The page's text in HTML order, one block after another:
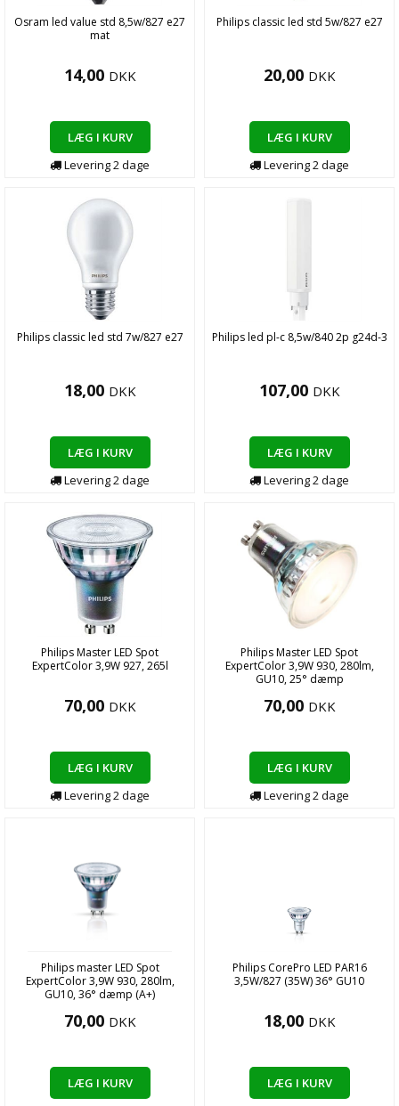
Osram led value std 8,5w/827 e27
mat
14,00 DKK
LÆG I KURV
Levering2dage
Philips classic led std 5w/827 e27
20,00 DKK
LÆG I KURV
Levering2dage
Philips classic led std 7w/827 e27
18,00 DKK
LÆG I KURV
Levering2dage
Philips led pl-c 8,5w/840 2p g24d-3
107,00 DKK
LÆG I KURV
Levering2dage
Philips Master LED Spot
ExpertColor 3,9W 927, 265l
70,00 DKK
LÆG I KURV
Levering2dage
Philips Master LED Spot
ExpertColor 3,9W 930, 280lm,
GU10, 25° dæmp
70,00 DKK
LÆG I KURV
Levering2dage
Philips master LED Spot
ExpertColor 3,9W 930, 280lm,
GU10, 36° dæmp (A+)
70,00 DKK
LÆG I KURV
Philips CorePro LED PAR16
3,5W/827 (35W) 36° GU10
18,00 DKK
LÆG I KURV